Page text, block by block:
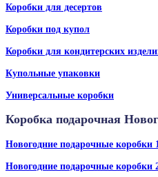
Коробки для десертов
Коробки под купол
Коробки для кондитерских
Купольные упаковки
Универсальные коробки
Коробка подарочная
Новогодние подарочные коробки
Новогодние подарочные коробки